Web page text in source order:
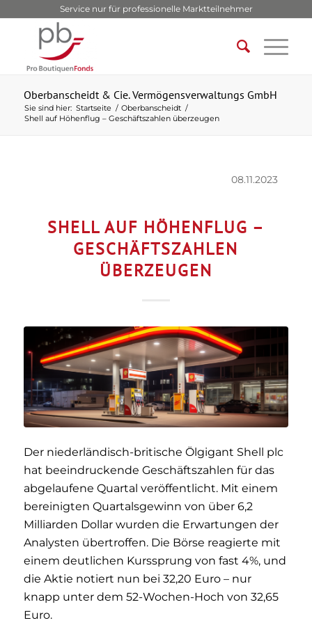
Service nur für professionelle Marktteilnehmer
Oberbanscheidt & Cie. Vermögensverwaltungs GmbH
Sie sind hier: Startseite / Oberbanscheidt /
Shell auf Höhenflug – Geschäftszahlen überzeugen
08.11.2023
SHELL AUF HÖHENFLUG –
GESCHÄFTSZAHLEN
ÜBERZEUGEN
Der niederländisch-britische Ölgigant Shell plc
hat beeindruckende Geschäftszahlen für das
abgelaufene Quartal veröffentlicht. Mit einem
bereinigten Quartalsgewinn von über 6,2
Milliarden Dollar wurden die Erwartungen der
Analysten übertroffen. Die Börse reagierte mit
einem deutlichen Kurssprung von fast 4%, und
die Aktie notiert nun bei 32,20 Euro – nur
knapp unter dem 52-Wochen-Hoch von 32,65
Euro.